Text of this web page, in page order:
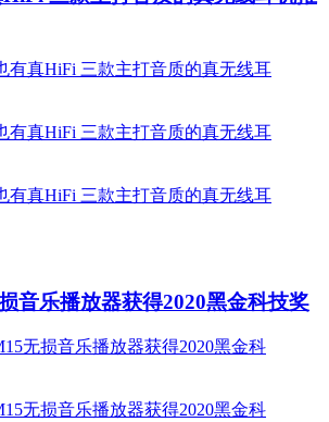
音乐播放器获得2020黑金科技奖